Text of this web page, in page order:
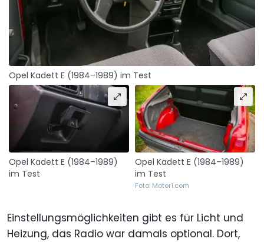
Opel Kadett E (1984–1989) im Test
Opel Kadett E (1984–1989)
im Test
Opel Kadett E (1984–1989)
im Test
Foto: Motor1.com
Einstellungsmöglichkeiten gibt es für Licht und
Heizung, das Radio war damals optional. Dort,